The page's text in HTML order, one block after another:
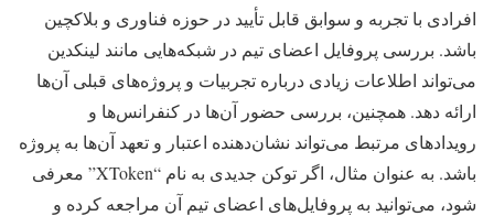
افرادی با تجربه و سوابق قابل تأیید در حوزه فناوری و بلاکچین
باشد. بررسی پروفایل اعضای تیم در شبکه‌هایی مانند لینکدین
می‌تواند اطلاعات زیادی درباره تجربیات و پروژه‌های قبلی آن‌ها
ارائه دهد. همچنین، بررسی حضور آن‌ها در کنفرانس‌ها و
رویدادهای مرتبط می‌تواند نشان‌دهنده اعتبار و تعهد آن‌ها به پروژه
باشد. به عنوان مثال، اگر توکن جدیدی به نام “XToken” معرفی
شود، می‌توانید به پروفایل‌های اعضای تیم آن مراجعه کرده و